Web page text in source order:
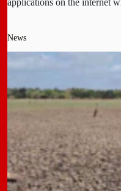
applications on the internet
News